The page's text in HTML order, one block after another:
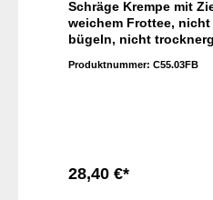
Schräge Krempe mit
weichem Frottee,
bügeln, nicht
Produktnummer: C55.03FB
28,40 €*